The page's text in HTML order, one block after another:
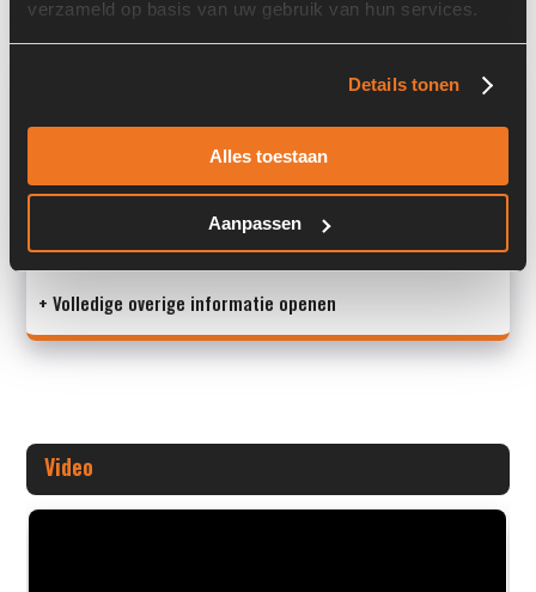
verzameld op basis van uw gebruik van hun services.
Details tonen
Alles toestaan
Aanpassen
Type 1: 113-3636
S/N: D9944U09
+ Volledige overige informatie openen
Video